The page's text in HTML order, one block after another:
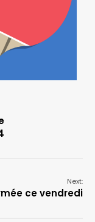
Next:
ce vendredi